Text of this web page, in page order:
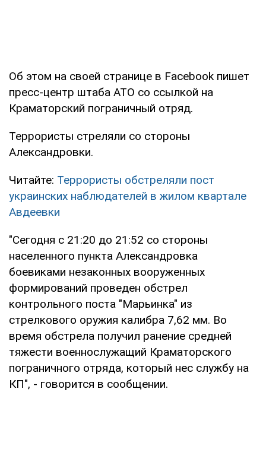
Об этом на своей странице в Facebook пишет
пресс-центр штаба АТО со ссылкой на
Краматорский пограничный отряд.
Террористы стреляли со стороны
Александровки.
Читайте: Террористы обстреляли пост
украинских наблюдателей в жилом квартале
Авдеевки
"Сегодня с 21:20 до 21:52 со стороны
населенного пункта Александровка
боевиками незаконных вооруженных
формирований проведен обстрел
контрольного поста "Марьинка" из
стрелкового оружия калибра 7,62 мм. Во
время обстрела получил ранение средней
тяжести военнослужащий Краматорского
пограничного отряда, который нес службу на
КП", - говорится в сообщении.